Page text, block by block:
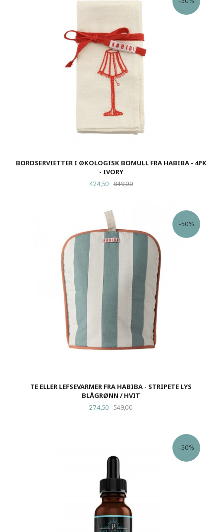
BORDSERVIETTER I ØKOLOGISK BOMULL FRA HABIBA - 4PK
- IVORY
Tilbud
424,50 849,00Rabatt
TE ELLER LEFSEVARMER FRA HABIBA - STRIPETE LYS
BLÅGRØNN / HVIT
Tilbud
274,50 549,00Rabatt
-50%
-50%